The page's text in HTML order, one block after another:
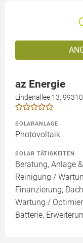
az Energie
Lindenallee 13,
SOLARANLAGE
Photovoltaik
SOLAR TÄTIGKEITEN
Beratung, Anlage
Reinigung /
Finanzierung,
Wartung /
Batterie,